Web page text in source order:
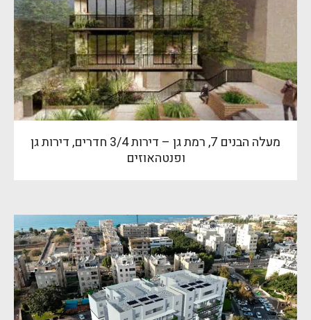
מעלה הבנים 7, רמת גן – דירות 3/4 חדרים, דירות גן
ופנטהאוזים